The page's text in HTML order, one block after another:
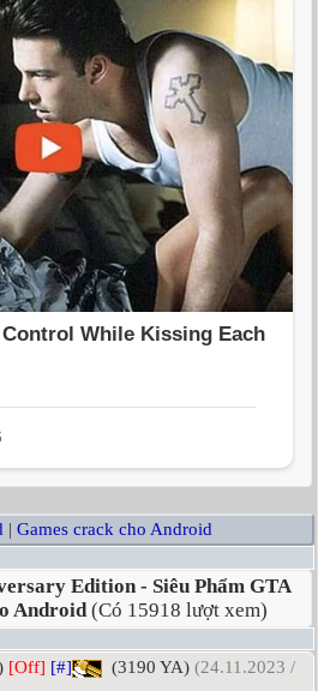
| Games crack cho Android
Edition - Siêu Phẩm GTA
Android(Có 15918 lượt xem)
[Off] [#] (3190 YA) (24.11.2023 /